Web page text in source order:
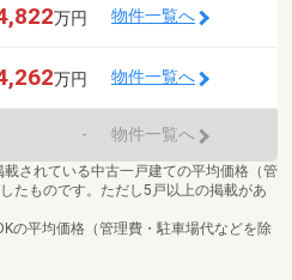
万円 物件一覧へ
万円 物件一覧へ
- 物件一覧へ
されている中古一戸建ての平均価格（管
たものです。ただし5戸以上の掲載があ
の平均価格（管理費・駐車場代などを除